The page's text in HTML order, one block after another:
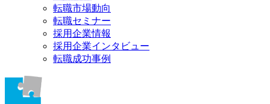
転職市場動向
転職セミナー
採用企業情報
採用企業インタビュー
転職成功事例